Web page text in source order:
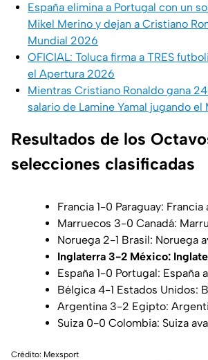
España elimina a Portugal con un
Mikel Merino y dejan a Cristiano
Mundial 2026
OFICIAL: Toluca firma a TRES
el Apertura 2026
Mientras Cristiano Ronaldo gana
salario de Lamine Yamal jugando
Resultados de los
selecciones clasificadas
Francia 1-0 Paraguay: Francia
Marruecos 3-0 Canadá:
Noruega 2-1 Brasil: Noruega
Inglaterra 3-2 México:
España 1-0 Portugal: España
Bélgica 4-1 Estados Unidos:
Argentina 3-2 Egipto:
Suiza 0-0 Colombia: Suiza
Crédito: Mexsport